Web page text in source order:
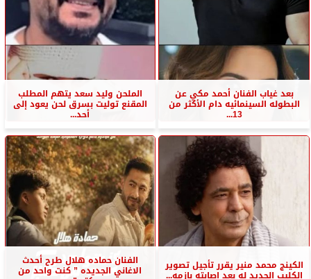
بعد غياب الفنان أحمد مكي عن
البطوله السينمائيه دام الأكثر من
13...
الملحن وليد سعد يتهم المطلب
المقنع توليت بسرق لحن يعود إلى
أحد...
الكينج محمد منير يقرر تأجيل تصوير
الكليب الجديد له بعد اصابته بازمه...
الفنان حماده هلال طرح أحدث
الاغاني الجديده ” كنت واحد من